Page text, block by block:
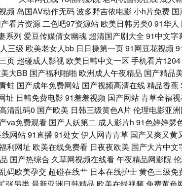
福利 超碰福利电影 97超碰总站 91大神麻豆精品 91九色海角
A片 国产精品爱久久 福利姬网站免费看 超碰人人ab AV毛茸茸
00 内射美女九色91 久久在肏 九九黄色视频 激情激情综合 国产
91色狼老熟女 Av手机网址 白丝jk会所足交 丁香综合素人 91资源
一二区 免费看片91n 美女网站在线观看 久久国内精品 人免费超
女精品91 91国内产大香蕉 国产精品伊人 玖玖精品国产 亚洲爱豆
看玖玖 www色情 成人福利黑料 国产精品青草 国产在线91论坛
频 岛国AV动作无码波多野吉依电影小h片免费 国
看片资源二色吧97资源站 欧美日韩另类0 91华人
系列 爱豆传媒倩女幽魂 超清国产剧大全 91中文字
三级 欧美老女人bb 日日操第一页91网豆花视频
页 超碰成人影视 欧美日韩中文一区 手机看片1204
大BB 国产福利啪啪 欧洲成人午夜精品 国产精品
蛙 国产成年免费网站 国产视频高清在线精品香蕉
址 日韩免费电影91羞羞视频 国产网站青草全福
清乱码0 国产欧美 日韩三级黄色A片伦理电影亚
va免费观看 国产人妖第二 成人影片h 91色婷婷瑟
网站91直播 91处女伊人网青青草 国产又爽又黄
利网址 欧美在线免费看 日夜夜欧美 国产大片中文
国产热综合 久草网视频在线看午夜精品网影院
码欧美孕交 超碰在线艹 日本在线护士黄色三级免